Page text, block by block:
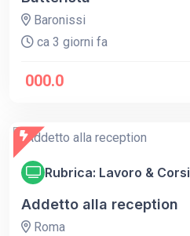
Baronissi
ca 3 giorni fa
000.0
Rubrica: Lavoro & Corsi
Addetto alla reception
Roma